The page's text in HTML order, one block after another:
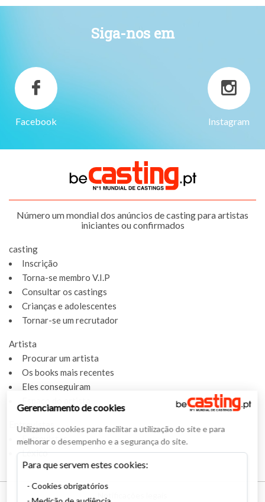
Siga-nos em
Facebook Instagram
Número um mondial dos anúncios de casting para artistas
iniciantes ou confirmados
casting
Inscrição
Torna-se membro V.I.P
Consultar os castings
Crianças e adolescentes
Tornar-se um recrutador
Artista
Procurar um artista
Os books mais recentes
Eles conseguiram
Entrevistas
Entrevistas
Léxico
Gerenciamento de cookies
Utilizamos cookies para facilitar a utilização do site e para
melhorar o desempenho e a segurança do site.
Para que servem estes cookies:
Cookies obrigatórios